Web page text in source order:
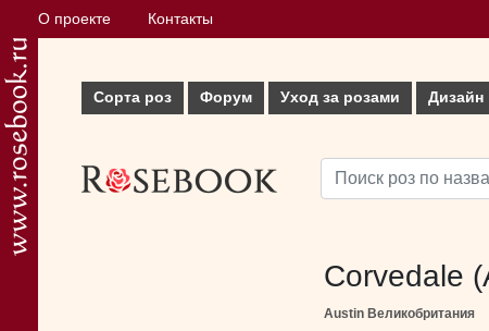
О проекте Контакты
Сорта роз Форум Уход за розами Дизайн
Corvedale
Austin Великобритания